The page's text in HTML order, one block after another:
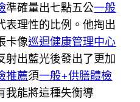
準確量出七點五公一般
表理性的比例。他掏出
卡像巡迴健康管理中心
射出藍光後發出了更加
推薦須一般+供膳體檢
我能將這種失衡導